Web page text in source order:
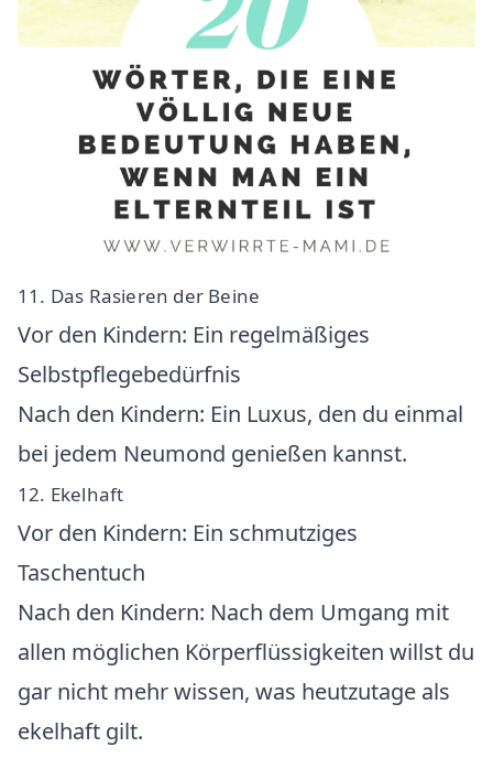
11. Das Rasieren der Beine
Vor den Kindern: Ein regelmäßiges
Selbstpflegebedürfnis
Nach den Kindern: Ein Luxus, den du einmal
bei jedem Neumond genießen kannst.
12. Ekelhaft
Vor den Kindern: Ein schmutziges
Taschentuch
Nach den Kindern: Nach dem Umgang mit
allen möglichen Körperflüssigkeiten willst du
gar nicht mehr wissen, was heutzutage als
ekelhaft gilt.